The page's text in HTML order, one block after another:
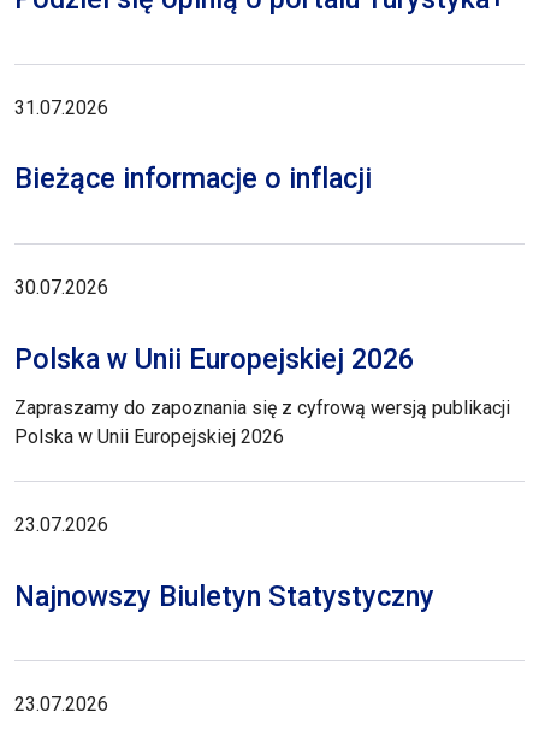
31.07.2026
Bieżące informacje o inflacji
30.07.2026
Polska w Unii Europejskiej 2026
Zapraszamy do zapoznania się z cyfrową wersją publikacji
Polska w Unii Europejskiej 2026
23.07.2026
Najnowszy Biuletyn Statystyczny
23.07.2026